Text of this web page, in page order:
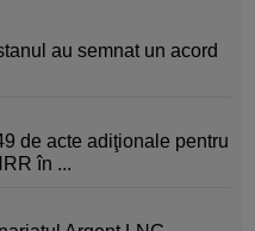
au semnat un acord
de acte adiţionale pentru
în ...